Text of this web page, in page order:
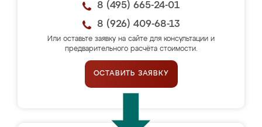
8 (495) 665-24-01
8 (926) 409-68-13
Или оставьте заявку на сайте для консультации и
предварительного расчёта стоимости.
ОСТАВИТЬ ЗАЯВКУ